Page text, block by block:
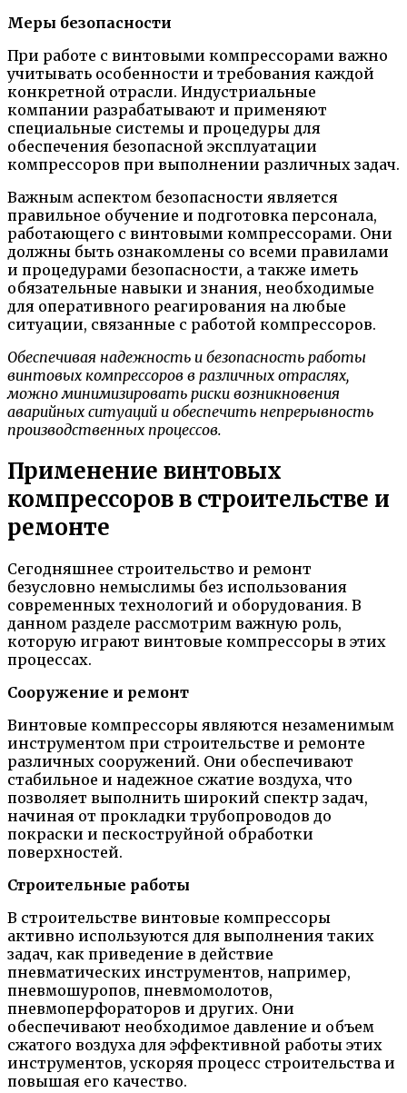
Меры безопасности
При работе с винтовыми компрессорами важно
учитывать особенности и требования каждой
конкретной отрасли. Индустриальные
компании разрабатывают и применяют
специальные системы и процедуры для
обеспечения безопасной эксплуатации
компрессоров при выполнении различных задач.
Важным аспектом безопасности является
правильное обучение и подготовка персонала,
работающего с винтовыми компрессорами. Они
должны быть ознакомлены со всеми правилами
и процедурами безопасности, а также иметь
обязательные навыки и знания, необходимые
для оперативного реагирования на любые
ситуации, связанные с работой компрессоров.
Обеспечивая надежность и безопасность работы
винтовых компрессоров в различных отраслях,
можно минимизировать риски возникновения
аварийных ситуаций и обеспечить непрерывность
производственных процессов.
Применение винтовых
компрессоров в строительстве и
ремонте
Сегодняшнее строительство и ремонт
безусловно немыслимы без использования
современных технологий и оборудования. В
данном разделе рассмотрим важную роль,
которую играют винтовые компрессоры в этих
процессах.
Сооружение и ремонт
Винтовые компрессоры являются незаменимым
инструментом при строительстве и ремонте
различных сооружений. Они обеспечивают
стабильное и надежное сжатие воздуха, что
позволяет выполнить широкий спектр задач,
начиная от прокладки трубопроводов до
покраски и пескоструйной обработки
поверхностей.
Строительные работы
В строительстве винтовые компрессоры
активно используются для выполнения таких
задач, как приведение в действие
пневматических инструментов, например,
пневмошуропов, пневмомолотов,
пневмоперфораторов и других. Они
обеспечивают необходимое давление и объем
сжатого воздуха для эффективной работы этих
инструментов, ускоряя процесс строительства и
повышая его качество.